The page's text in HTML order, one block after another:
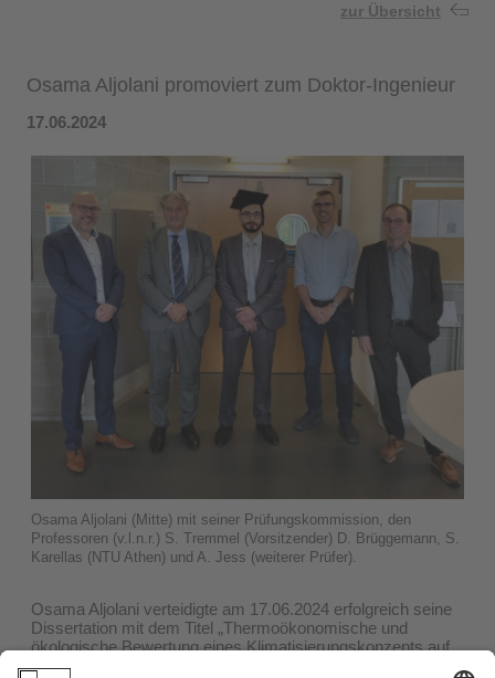
zur Übersicht
Osama Aljolani promoviert zum Doktor-Ingenieur
17.06.2024
Osama Aljolani (Mitte) mit seiner Prüfungskommission, den
Professoren (v.l.n.r.) S. Tremmel (Vorsitzender) D. Brüggemann, S.
Karellas (NTU Athen) und A. Jess (weiterer Prüfer).
Osama Aljolani verteidigte am 17.06.2024 erfolgreich seine
Dissertation mit dem Titel „Thermoökonomische und
ökologische Bewertung eines Klimatisierungskonzepts auf
Basis des Arbeitsmediums CO